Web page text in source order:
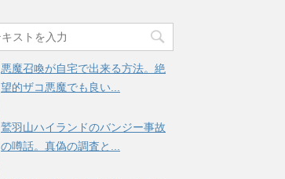
悪魔召喚が自宅で出来る方法。絶
望的ザコ悪魔でも良い...
鷲羽山ハイランドのバンジー事故
の噂話。真偽の調査と...